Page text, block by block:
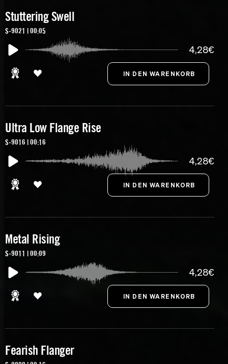
Stuttering Swell
S-9021 | 00:05
4,28€
Ultra Low Flange Rise
S-9016 | 00:16
4,28€
Metal Rising
S-9011 | 00:09
4,28€
Fearish Flanger